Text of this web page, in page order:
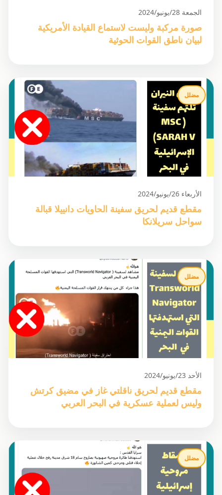
الجمعة 28/يونيو/2024
صورة مركبة وليست لاستماع القيادة الأمريكية
لبيان ناطق القوات الحوثية
مضلل
الأربعاء 26/يونيو/2024
مقطع قديم لحريق سفينة الحاويات دانييلا قبالة
سواحل سريلانكا
مضلل
الأحد 23/يونيو/2024
مقطع قديم لحريق ناقلتي غاز في مضيق كرتش
وليس لعملية عسكرية في البحر العربي
مضلل